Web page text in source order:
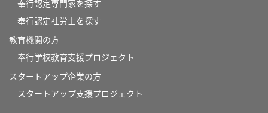
奉行認定専門家を探す
奉行認定社労士を探す
教育機関の方
奉⾏学校教育⽀援プロジェクト
スタートアップ企業の方
スタートアップ支援プロジェクト